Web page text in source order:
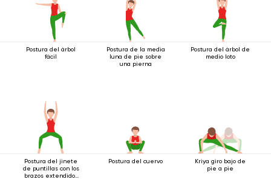
Postura del árbol
fácil
Postura de la media
luna de pie sobre
una pierna
Postura del árbol de
medio loto
Postura del jinete
de puntillas con los
brazos extendidos
Postura del cuervo
Kriya giro bajo de
pie a pie